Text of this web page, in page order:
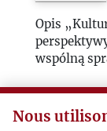
Opis
wspólną
Nous